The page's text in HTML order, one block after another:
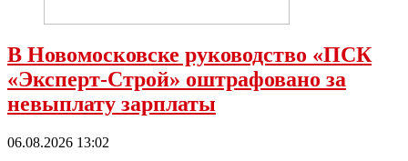
В Новомосковске руководство «ПСК
«Эксперт-Строй» оштрафовано за
невыплату зарплаты
06.08.2026 13:02